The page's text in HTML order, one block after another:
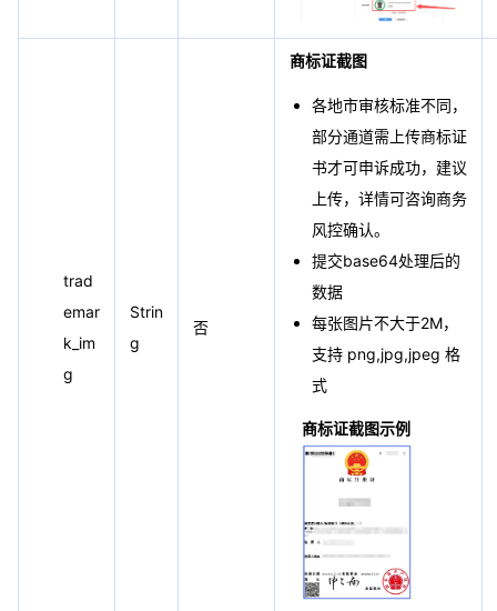
trad
emar
k_im
g
Strin
g
否
商标证截图
各地市审核标准不同，
部分通道需上传商标证
书才可申诉成功，建议
上传，详情可咨询商务
风控确认。
提交base64处理后的
数据
每张图片不大于2M，
支持 png,jpg,jpeg 格
式
商标证截图示例